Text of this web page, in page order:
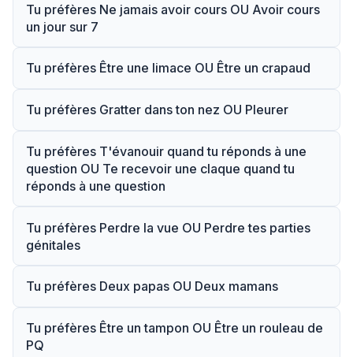
Tu préfères Ne jamais avoir cours OU Avoir cours
un jour sur 7
Tu préfères Être une limace OU Être un crapaud
Tu préfères Gratter dans ton nez OU Pleurer
Tu préfères T'évanouir quand tu réponds à une
question OU Te recevoir une claque quand tu
réponds à une question
Tu préfères Perdre la vue OU Perdre tes parties
génitales
Tu préfères Deux papas OU Deux mamans
Tu préfères Être un tampon OU Être un rouleau de
PQ